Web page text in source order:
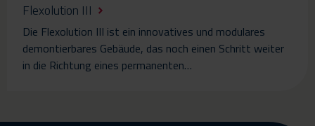
Flexolution III
Die Flexolution III ist ein innovatives und modulares
demontierbares Gebäude, das noch einen Schritt weiter
in die Richtung eines permanenten…